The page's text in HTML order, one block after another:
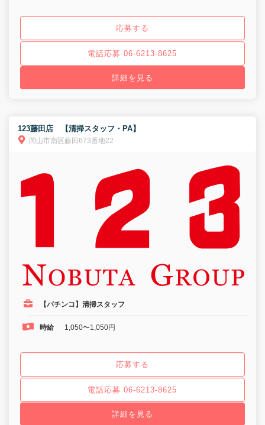
応募する
電話応募 06-6213-8625
詳細を見る
123藤田店 【清掃スタッフ・PA】
岡山市南区藤田673番地22
【パチンコ】清掃スタッフ
時給 1,050〜1,050円
応募する
電話応募 06-6213-8625
詳細を見る